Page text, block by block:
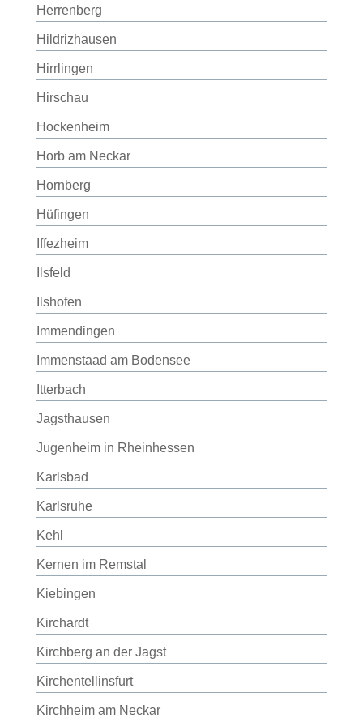
Herrenberg
Hildrizhausen
Hirrlingen
Hirschau
Hockenheim
Horb am Neckar
Hornberg
Hüfingen
Iffezheim
Ilsfeld
Ilshofen
Immendingen
Immenstaad am Bodensee
Itterbach
Jagsthausen
Jugenheim in Rheinhessen
Karlsbad
Karlsruhe
Kehl
Kernen im Remstal
Kiebingen
Kirchardt
Kirchberg an der Jagst
Kirchentellinsfurt
Kirchheim am Neckar